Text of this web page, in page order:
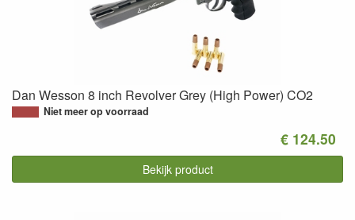
Dan Wesson 8 inch Revolver Grey (High Power) CO2
Niet meer op voorraad
€ 124.50
Bekijk product